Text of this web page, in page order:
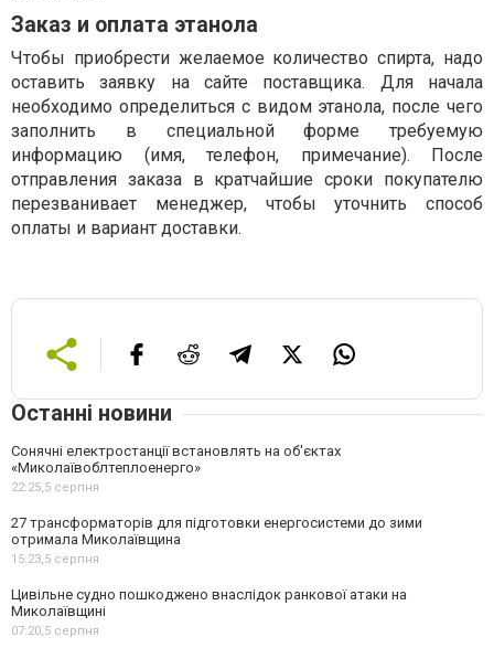
Заказ и оплата этанола
Чтобы приобрести желаемое количество спирта, надо
оставить заявку на сайте поставщика. Для начала
необходимо определиться с видом этанола, после чего
заполнить в специальной форме требуемую
информацию (имя, телефон, примечание). После
отправления заказа в кратчайшие сроки покупателю
перезванивает менеджер, чтобы уточнить способ
оплаты и вариант доставки.
Останні новини
Сонячні електростанції встановлять на об'єктах
«Миколаївоблтеплоенерго»
22:25,5 серпня
27 трансформаторів для підготовки енергосистеми до зими
отримала Миколаївщина
15:23,5 серпня
Цивільне судно пошкоджено внаслідок ранкової атаки на
Миколаївщині
07:20,5 серпня